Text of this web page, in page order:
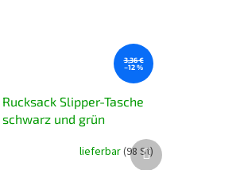
3,36 €
–12 %
Rucksack Slipper-Tasche
schwarz und grün
lieferbar(98 St)Nächstes
Produkt